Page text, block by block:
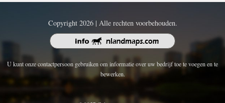
Copyright 2026 | Alle rechten voorbehouden.
U kunt onze contactpersoon gebruiken om informatie over uw bedrijf toe te voegen en te
bewerken.